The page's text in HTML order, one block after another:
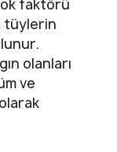
faktörü
tüylerin
olanları
ve